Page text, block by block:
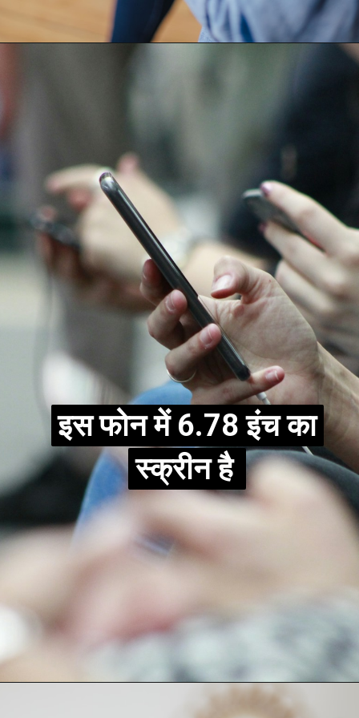
इस फोन में 6.78 इंच का
स्क्रीन है
इस फोन में 6.78 इंच का
स्क्रीन है